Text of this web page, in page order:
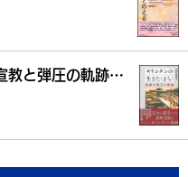
教と弾圧の軌跡…